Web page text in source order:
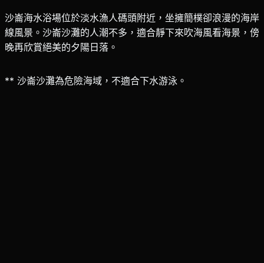
沙崙海水浴場位於淡水漁人碼頭附近，坐擁簡樸卻浪漫的海岸
線風景。沙崙沙灘的人潮不多，適合靜下來吹海風看海景，傍
晚再欣賞絕美的夕陽日落。
** 沙崙沙灘為危險海域，不適合下水游泳。